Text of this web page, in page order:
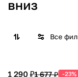
вниз
Все
1 290 ₽1 677 ₽ -23%